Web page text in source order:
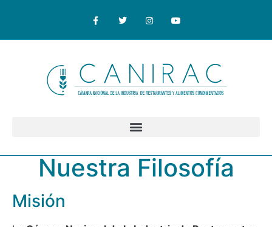
Nuestra Filosofía
Misión